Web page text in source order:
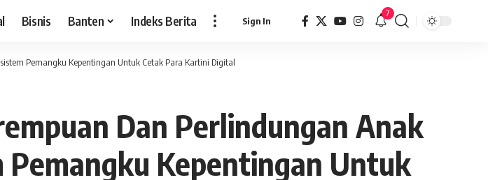
Bisnis Banten Indeks Berita Sign In
7
Pemangku Kepentingan Untuk Cetak Para Kartini Digital
Dan Perlindungan Anak
Pemangku Kepentingan Untuk